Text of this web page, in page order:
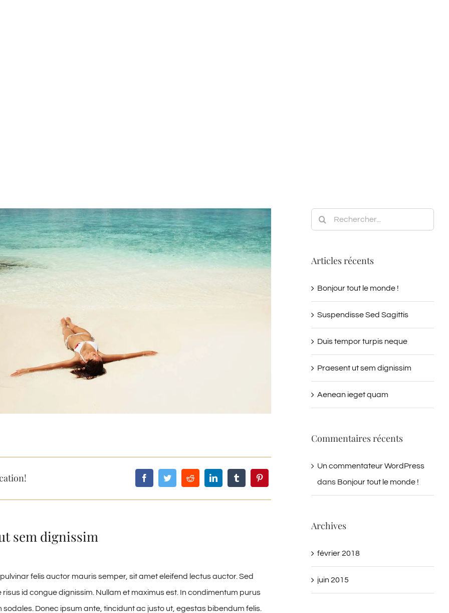
sem dignissim
felis auctor mauris semper, sit amet eleifend lectus auctor. Sed
risus id congue dignissim. Nullam et maximus est. In condimentum purus
sodales. Donec ipsum ante, tincidunt ac justo ut, egestas bibendum felis.
Rechercher:
Articles récents
Bonjour tout le monde !
Suspendisse Sed Sagittis
Duis tempor turpis neque
Praesent ut sem dignissim
Aenean ieget quam
Commentaires récents
Un commentateur WordPress
dans Bonjour tout le monde !
Archives
février 2018
juin 2015